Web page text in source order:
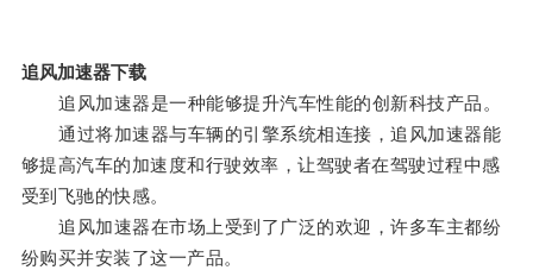
追风加速器下载
追风加速器是一种能够提升汽车性能的创新科技产品。
通过将加速器与车辆的引擎系统相连接，追风加速器能
够提高汽车的加速度和行驶效率，让驾驶者在驾驶过程中感
受到飞驰的快感。
追风加速器在市场上受到了广泛的欢迎，许多车主都纷
纷购买并安装了这一产品。